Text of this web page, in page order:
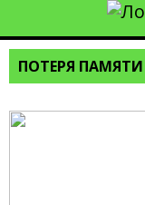
ПОТЕРЯ ПАМЯТИ